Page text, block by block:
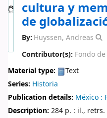
cultura y
de
By: Huyssen, Andreas
Contributor(s): Fondo
Material type:
Text
Series: Historia
Publication details: México :
Description: 284 p. : il., retrs.